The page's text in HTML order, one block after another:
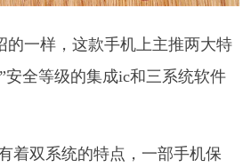
的一样，这款手机上主推两大特
安全等级的集成ic和三系统软件
着双系统的特点，一部手机保